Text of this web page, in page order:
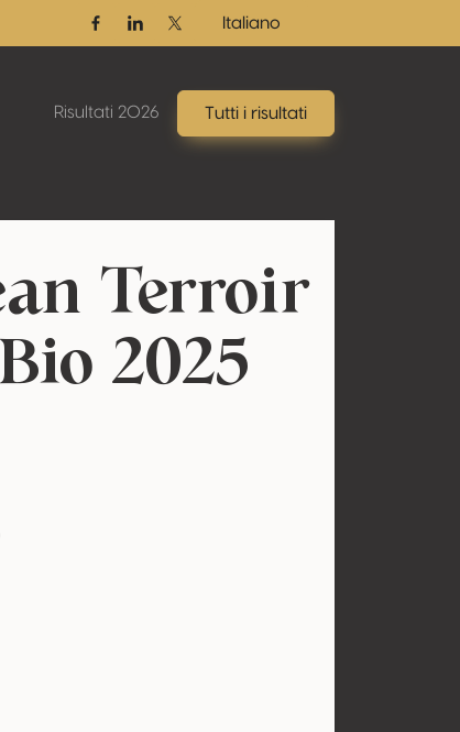
FacebookLinkedinTwitter / X
Italiano
Risultati 2026 Tutti i risultati
Terroir
2025